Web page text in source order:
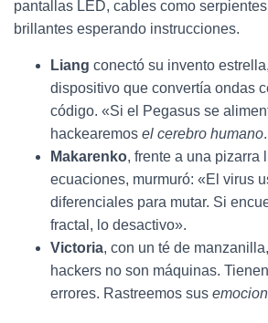
pantallas LED, cables como
brillantes esperando instrucciones.
Liang conectó su invento estrella,
dispositivo que convertía ondas
código. «Si el Pegasus se
hackearemos el cerebro humano
Makarenko, frente a una pizarra
ecuaciones, murmuró: «El virus
diferenciales para mutar. Si
fractal, lo desactivo».
Victoria, con un té de
hackers no son máquinas.
errores. Rastreemos sus